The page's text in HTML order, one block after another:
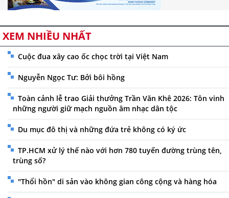
XEM NHIỀU NHẤT
Cuộc đua xây cao ốc chọc trời tại Việt Nam
Nguyễn Ngọc Tư: Bởi bôi hồng
Toàn cảnh lễ trao Giải thưởng Trần Văn Khê 2026: Tôn vinh
những người giữ mạch nguồn âm nhạc dân tộc
Du mục đô thị và những đứa trẻ không có ký ức
TP.HCM xử lý thế nào với hơn 780 tuyến đường trùng tên,
trùng số?
"Thổi hồn" di sản vào không gian công cộng và hàng hóa